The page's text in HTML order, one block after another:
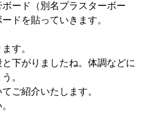
ード（別名プラスターボー
ドを貼っていきます。
す。
下がりましたね。体調などに
。
ご紹介いたします。